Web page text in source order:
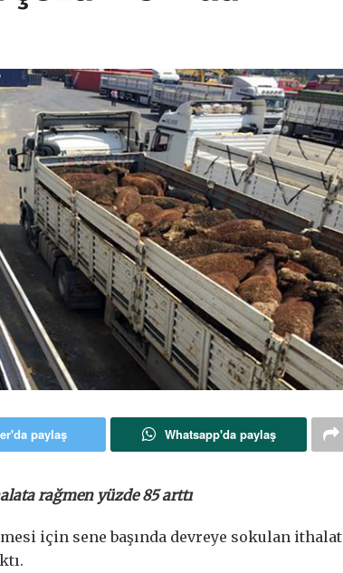
paylaş Whatsapp'da paylaş
rağmen yüzde 85 arttı
için sene başında devreye sokulan ithalat